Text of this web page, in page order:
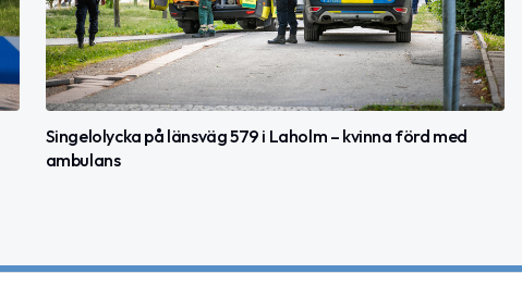
Singelolycka på länsväg 579 i Laholm – kvinna förd med
ambulans